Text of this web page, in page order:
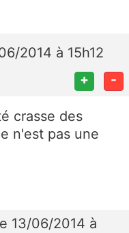
2014 à 15h12
+ -
crasse des
n'est pas une
13/06/2014 à